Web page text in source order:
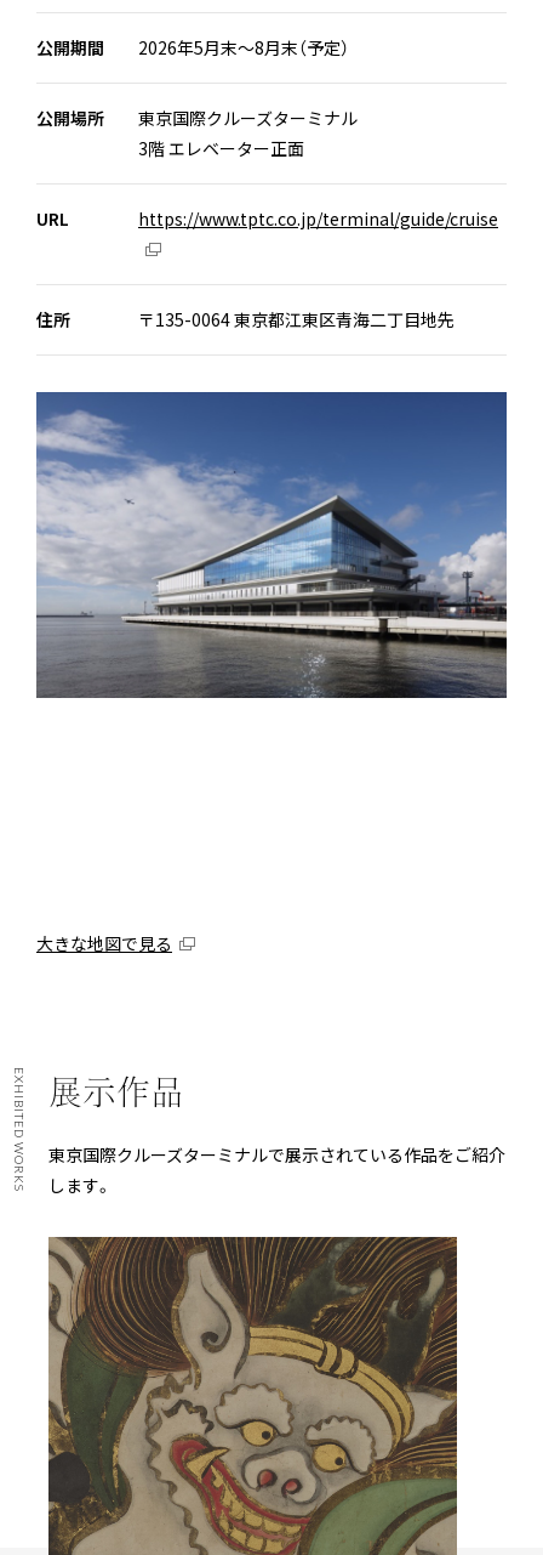
公開期間 2026年5月末～8月末（予定）
公開場所
東京国際クルーズターミナル
3階 エレベーター正面
URL https://www.tptc.co.jp/terminal/guide/cruise
住所 〒135-0064 東京都江東区青海二丁目地先
大きな地図で見る
EXHIBITED WORKS 展示作品
東京国際クルーズターミナルで展示されている作品をご紹介
します。